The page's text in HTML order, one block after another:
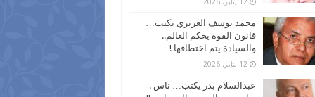
12 يناير، 2026
محمد يوسف العزيزي يكتب…
قانون القوة يحكم العالم..
والسيادة يتم اختطافها !
12 يناير، 2026
عبدالسلام بدر يكتب… ناس .